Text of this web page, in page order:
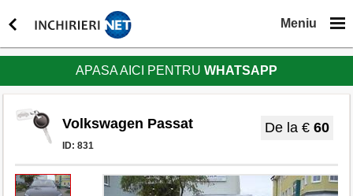
Meniu
APASA AICI PENTRUWHATSAPP
Volkswagen Passat
ID: 831
De la € 60